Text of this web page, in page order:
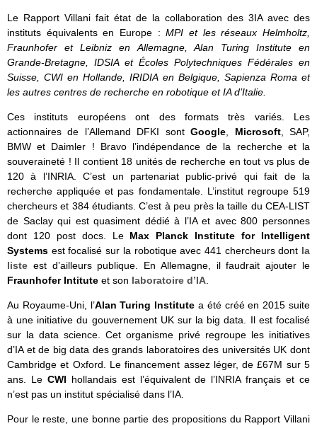
Le Rapport Villani fait état de la collaboration des 3IA avec des
instituts équivalents en Europe :MPI et les réseaux Helmholtz,
Fraunhofer et Leibniz en Allemagne, Alan Turing Institute en
Grande-Bretagne, IDSIA et Écoles Polytechniques Fédérales en
Suisse, CWI en Hollande, IRIDIA en Belgique, Sapienza Roma et
les autres centres de recherche en robotique et IA d’Italie.
Ces instituts européens ont des formats très variés. Les
actionnaires de l’Allemand DFKI sontGoogle, Microsoft, SAP,
BMW et Daimler ! Bravo l’indépendance de la recherche et la
souveraineté ! Il contient 18 unités de recherche en tout vs plus de
120 à l’INRIA. C’est un partenariat public-privé qui fait de la
recherche appliquée et pas fondamentale. L’institut regroupe 519
chercheurs et 384 étudiants. C’est à peu près la taille du CEA-LIST
de Saclay qui est quasiment dédié à l’IA et avec 800 personnes
dont 120 post docs. Le Max Planck Institute for Intelligent
Systems est focalisé sur la robotique avec 441 chercheurs dont la
liste est d’ailleurs publique. En Allemagne, il faudrait ajouter le
Fraunhofer Intitute et son laboratoire d’IA.
Au Royaume-Uni, l’Alan Turing Institute a été créé en 2015 suite
à une initiative du gouvernement UK sur la big data. Il est focalisé
sur la data science. Cet organisme privé regroupe les initiatives
d’IA et de big data des grands laboratoires des universités UK dont
Cambridge et Oxford. Le financement assez léger, de £67M sur 5
ans. Le CWI hollandais est l’équivalent de l’INRIA français et ce
n’est pas un institut spécialisé dans l’IA.
Pour le reste, une bonne partie des propositions du Rapport Villani